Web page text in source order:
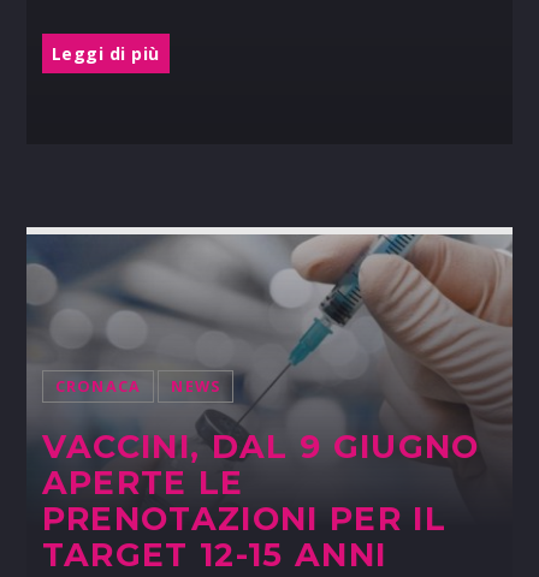
Leggi di più
CRONACA NEWS
VACCINI, DAL 9 GIUGNO
APERTE LE
PRENOTAZIONI PER IL
TARGET 12-15 ANNI